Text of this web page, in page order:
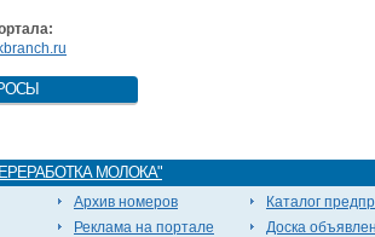
МОЛОКА"
Архив номеров
Реклама на портале
Каталог
Доска